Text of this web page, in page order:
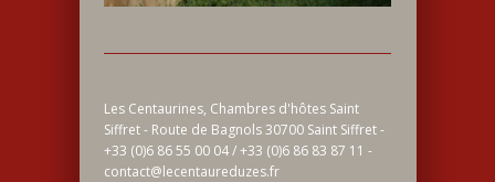
Les Centaurines, Chambres d'hôtes Saint
Siffret - Route de Bagnols 30700 Saint Siffret -
+33 (0)6 86 55 00 04 / +33 (0)6 86 83 87 11 -
contact@lecentaureduzes.fr